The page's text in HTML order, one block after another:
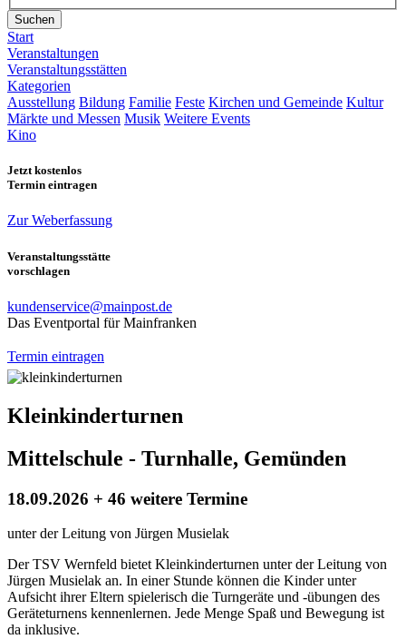
Suchen
Start
Veranstaltungen
Veranstaltungsstätten
Kategorien
Ausstellung Bildung Familie Feste Kirchen und Gemeinde Kultur
Märkte und Messen Musik Weitere Events
Kino
Jetzt kostenlos
Termin eintragen
Zur Weberfassung
Veranstaltungsstätte
vorschlagen
kundenservice@mainpost.de
Das Eventportal für Mainfranken
Termin eintragen
Kleinkinderturnen
Mittelschule - Turnhalle, Gemünden
18.09.2026 + 46 weitere Termine
unter der Leitung von Jürgen Musielak
Der TSV Wernfeld bietet Kleinkinderturnen unter der Leitung von
Jürgen Musielak an. In einer Stunde können die Kinder unter
Aufsicht ihrer Eltern spielerisch die Turngeräte und -übungen des
Geräteturnens kennenlernen. Jede Menge Spaß und Bewegung ist
da inklusive.